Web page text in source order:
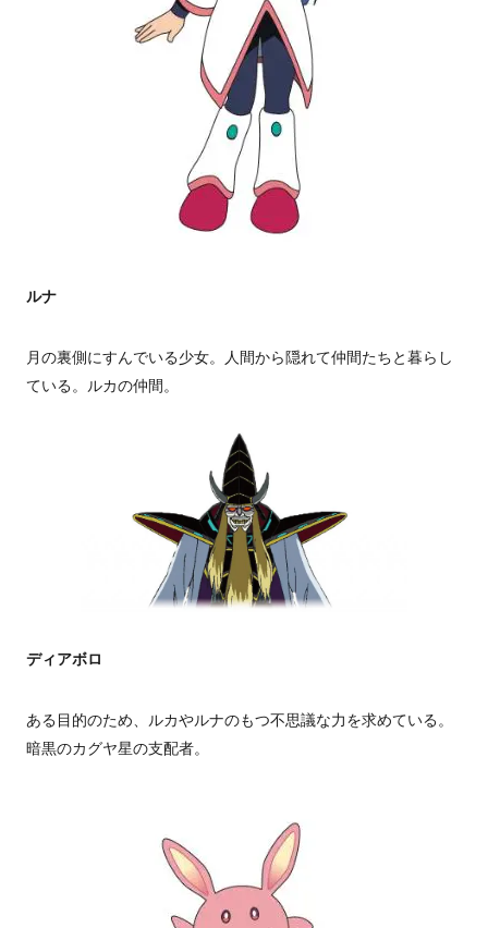
ルナ
月の裏側にすんでいる少女。人間から隠れて仲間たちと暮らし
ている。ルカの仲間。
ディアボロ
ある目的のため、ルカやルナのもつ不思議な力を求めている。
暗黒のカグヤ星の支配者。